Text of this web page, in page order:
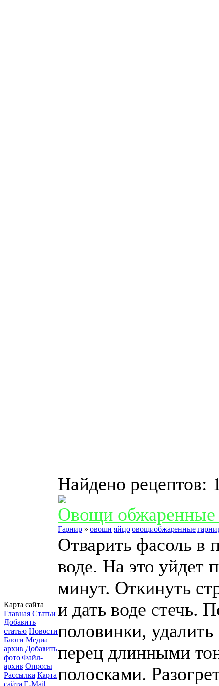
Карта сайта
Главная Статьи
Добавить
статью Новости
Блоги Медиа
архив Добавить
фото Файл-
архив Опросы
Рассылка Карта
сайта E-Mail
Найдено рецептов:
Овощи обжаренные
Гарнир » овоши яйцо овощиобжаренные
Отварить фасоль в
воде. На это уйдет
минут. Откинуть
и дать воде стечь.
половинки,
перец длинными
полосками.